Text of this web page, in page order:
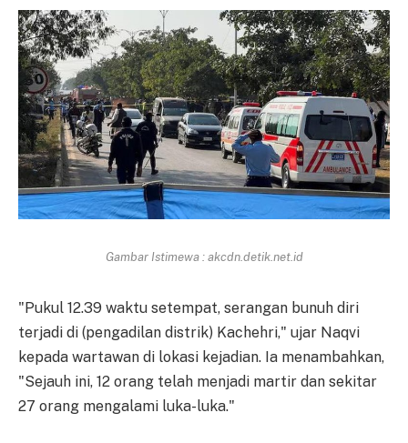
Gambar Istimewa : akcdn.detik.net.id
"Pukul 12.39 waktu setempat, serangan bunuh diri
terjadi di (pengadilan distrik) Kachehri," ujar Naqvi
kepada wartawan di lokasi kejadian. Ia menambahkan,
"Sejauh ini, 12 orang telah menjadi martir dan sekitar
27 orang mengalami luka-luka."